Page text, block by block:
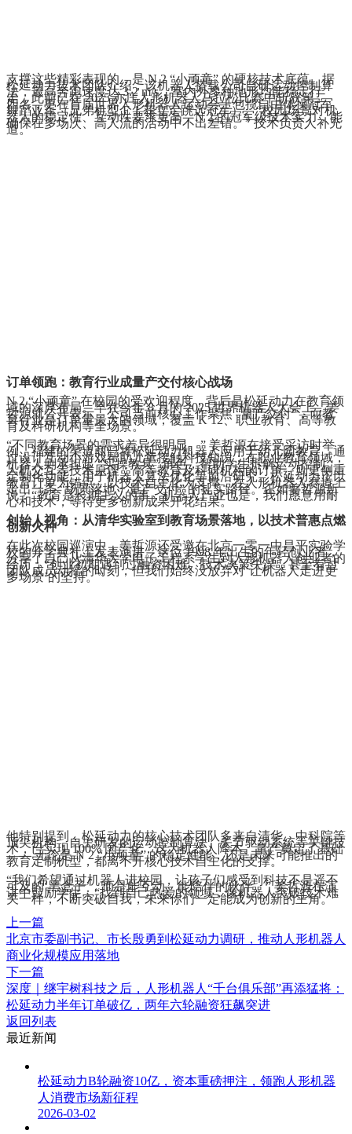
支撑这些精彩表现的，是 N 2 “小顽童” 的硬核技术底蕴。据
松延动力技术团队介绍，该机器人搭载公司自研运动控制算
法，最高奔跑速度达 3.2 m/s，室内外多种地形均能稳定行
走，此前已在 2025 亦庄人形机器人马拉松比赛中斩获第二、
四名，更在首届世界人形机器人运动会上包揽自由体操冠军、
舞蹈亚军（兄弟机型 E 1 获立定跳远冠军）。“校园场景对机
器人的稳定性、互动性要求更高，N 2 的冠军级技术实力，能
确保在多场次、高人流的活动中不出差错。” 技术负责人补充
道。
订单领跑：教育行业成量产交付核心战场
N 2 “小顽童” 在校园的受欢迎程度，背后是松延动力在教育领
域的深厚布局。早在今年 8 月的 2025 世界机器人大会上，姜
哲源就公开表示，公司当前核心工作聚焦 “量产交付”，而教
育行业是订单量最大的领域，覆盖 K 12、职业教育、高等教
育及科研机构等全场景。
“不同教育场景的需求差异很明显。” 姜哲源在接受采访时举
例，福建的渠道商已将松延动力机器人应用于幼儿园教育，通
过设计互动小游戏帮助儿童接触科技知识；在职业教育领域，
机器人则承担起 “实操教具” 角色，帮助学生拆解运动控制、
人机交互等技术原理；高等教育及科研机构的订单，则更侧重
定制化功能，用于机器人算法优化等前沿研究。松延动力正以
教育订单为锚点，以技术自主化为支撑，在人形机器人赛道上
走出一条 “场景落地 + 量产交付” 的扎实路径。正如姜哲源所
说：“教育是长期主义的事，机器人产业也是，我们愿意用耐
心和技术，等待更多创新成果开花结果。”
创始人视角：从清华实验室到教育场景落地，以技术普惠点燃
创新火种
在此次校园巡演中，姜哲源还受邀在北京一零一中昌平实验学
校的开学典礼上发表演讲。这位 1998 年出生的年轻创业者，
分享了自己从清华大学电子工程系学生到人形机器人创业者的
经历：“创业初期遇到过融资困难、技术决策失误，甚至有过
团队成员动摇的时刻，但我们始终没放弃对‘让机器人走进更
多场景’的坚持。”
他特别提到，松延动力的核心技术团队多来自清华、中科院等
顶尖机构，自主研发的运动控制算法、关节驱动系统等关键技
术，已实现 100% 国产化，这为机器人降本、量产奠定了基础
—— 无论是 N 2 “小顽童” 的稳定性能，还是未来可能推出的
教育定制机型，都离不开核心技术自主化的支撑。
“我们希望通过机器人进校园，让孩子们感受到科技不是遥不
可及的‘黑盒子’，而是能互动、能陪伴的伙伴。” 姜哲源在演
讲中鼓励学生：“找到自己热爱的领域，像机器人突破技术难
关一样，不断突破自我，未来你们一定能成为创新的主角。”
上一篇
北京市委副书记、市长殷勇到松延动力调研，推动人形机器人
商业化规模应用落地
下一篇
深度｜继宇树科技之后，人形机器人“千台俱乐部”再添猛将：
松延动力半年订单破亿，两年六轮融资狂飙突进
返回列表
最近新闻
松延动力B轮融资10亿，资本重磅押注，领跑人形机器
人消费市场新征程
2026-03-02